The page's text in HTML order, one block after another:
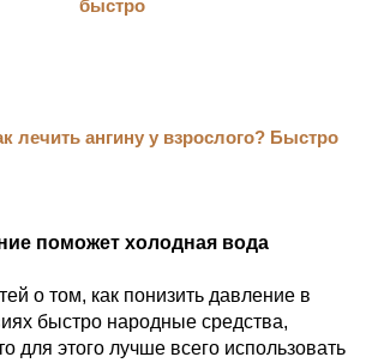
лечить ангину у взрослого? Быстро
поможет холодная вода
о том, как понизить давление в
быстро народные средства,
для этого лучше всего использовать